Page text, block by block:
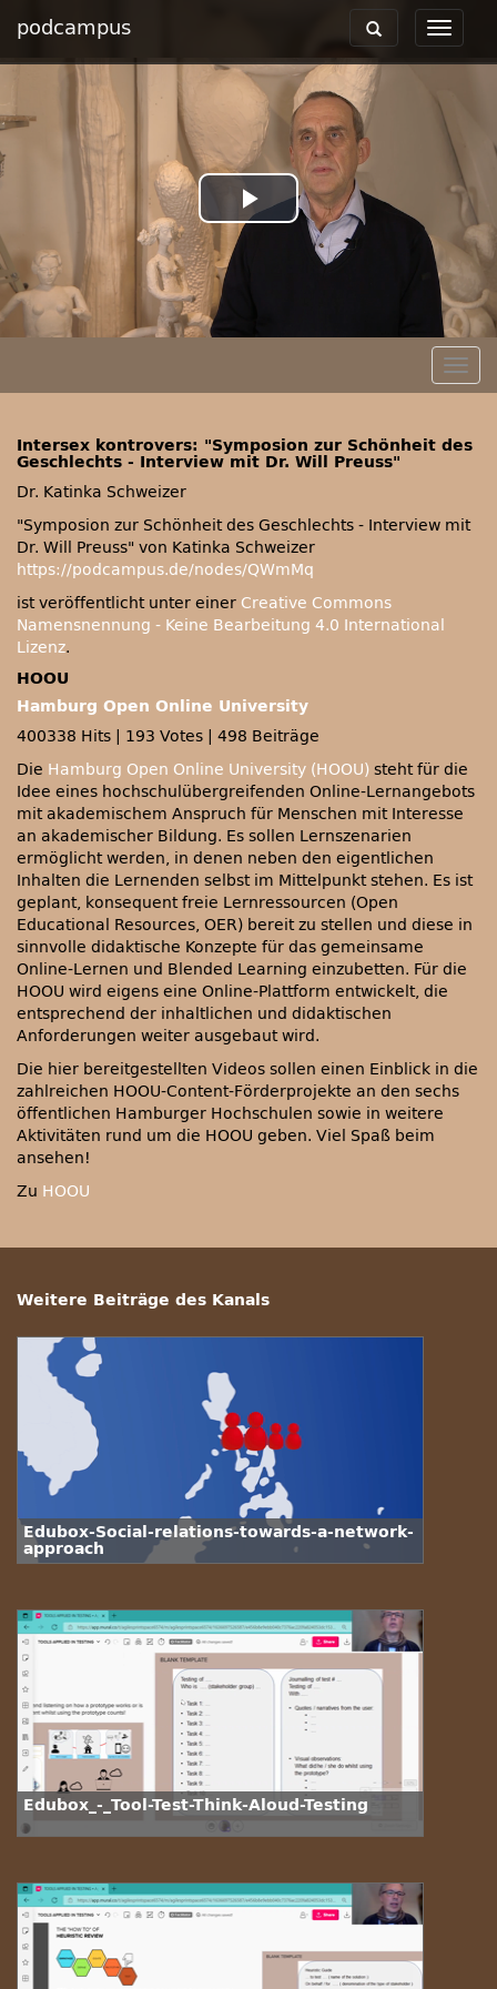
podcampus
Toggle
Toggle
navigation
Play
Video
Intersex kontrovers: "Symposion zur Schönheit des
Geschlechts - Interview mit Dr. Will Preuss"
Dr. Katinka Schweizer
Symposion zur Schönheit des Geschlechts - Interview mit
Dr. Will Preuss von Katinka Schweizer
https://podcampus.de/nodes/QWmMq
ist veröffentlicht unter einer Creative Commons
Namensnennung - Keine Bearbeitung 4.0 International
Lizenz.
HOOU
Hamburg Open Online University
400338 Hits
193 Votes
498 Beiträge
Die Hamburg Open Online University (HOOU) steht für die
Idee eines hochschulübergreifenden Online-Lernangebots
mit akademischem Anspruch für Menschen mit Interesse
an akademischer Bildung. Es sollen Lernszenarien
ermöglicht werden, in denen neben den eigentlichen
Inhalten die Lernenden selbst im Mittelpunkt stehen. Es ist
geplant, konsequent freie Lernressourcen (Open
Educational Resources, OER) bereit zu stellen und diese in
sinnvolle didaktische Konzepte für das gemeinsame
Online-Lernen und Blended Learning einzubetten. Für die
HOOU wird eigens eine Online-Plattform entwickelt, die
entsprechend der inhaltlichen und didaktischen
Anforderungen weiter ausgebaut wird.
Die hier bereitgestellten Videos sollen einen Einblick in die
zahlreichen HOOU-Content-Förderprojekte an den sechs
öffentlichen Hamburger Hochschulen sowie in weitere
Aktivitäten rund um die HOOU geben. Viel Spaß beim
ansehen!
Zu HOOU
Weitere Beiträge des Kanals
Edubox-Social-relations-towards-a-network-
approach
Edubox_-_Tool-Test-Think-Aloud-Testing